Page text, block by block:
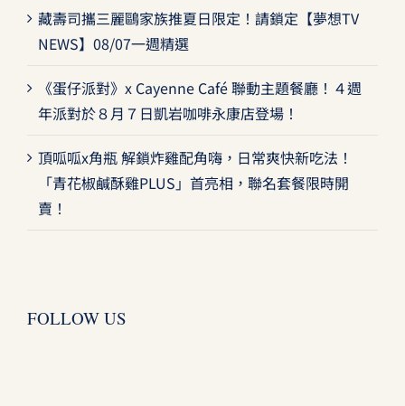
藏壽司攜三麗鷗家族推夏日限定！請鎖定【夢想TV
NEWS】08/07一週精選
《蛋仔派對》x Cayenne Café 聯動主題餐廳！４週
年派對於８月７日凱岩咖啡永康店登場！
頂呱呱x角瓶 解鎖炸雞配角嗨，日常爽快新吃法！
「青花椒鹹酥雞PLUS」首亮相，聯名套餐限時開
賣！
FOLLOW US